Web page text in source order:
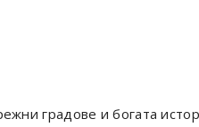
градове и богата